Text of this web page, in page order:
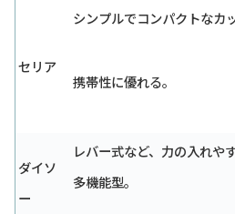
セリア
シンプルでコンパクトなカ
携帯性に優れる。
ダイソ
ー
レバー式など、力の入れや
多機能型。